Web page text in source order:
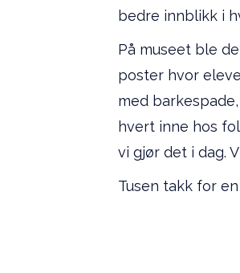
bedre innblikk i
På museet ble
poster hvor
med
hvert inne hos
vi gjør det i dag.
Tusen takk for